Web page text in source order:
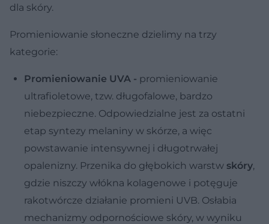
dla skóry.
Promieniowanie słoneczne dzielimy na trzy
kategorie:
Promieniowanie UVA - promieniowanie
ultrafioletowe, tzw. długofalowe, bardzo
niebezpieczne. Odpowiedzialne jest za ostatni
etap syntezy melaniny w skórze, a więc
powstawanie intensywnej i długotrwałej
opalenizny. Przenika do głębokich warstw skóry,
gdzie niszczy włókna kolagenowe i potęguje
rakotwórcze działanie promieni UVB. Osłabia
mechanizmy odpornościowe skóry, w wyniku